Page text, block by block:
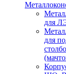
для
для